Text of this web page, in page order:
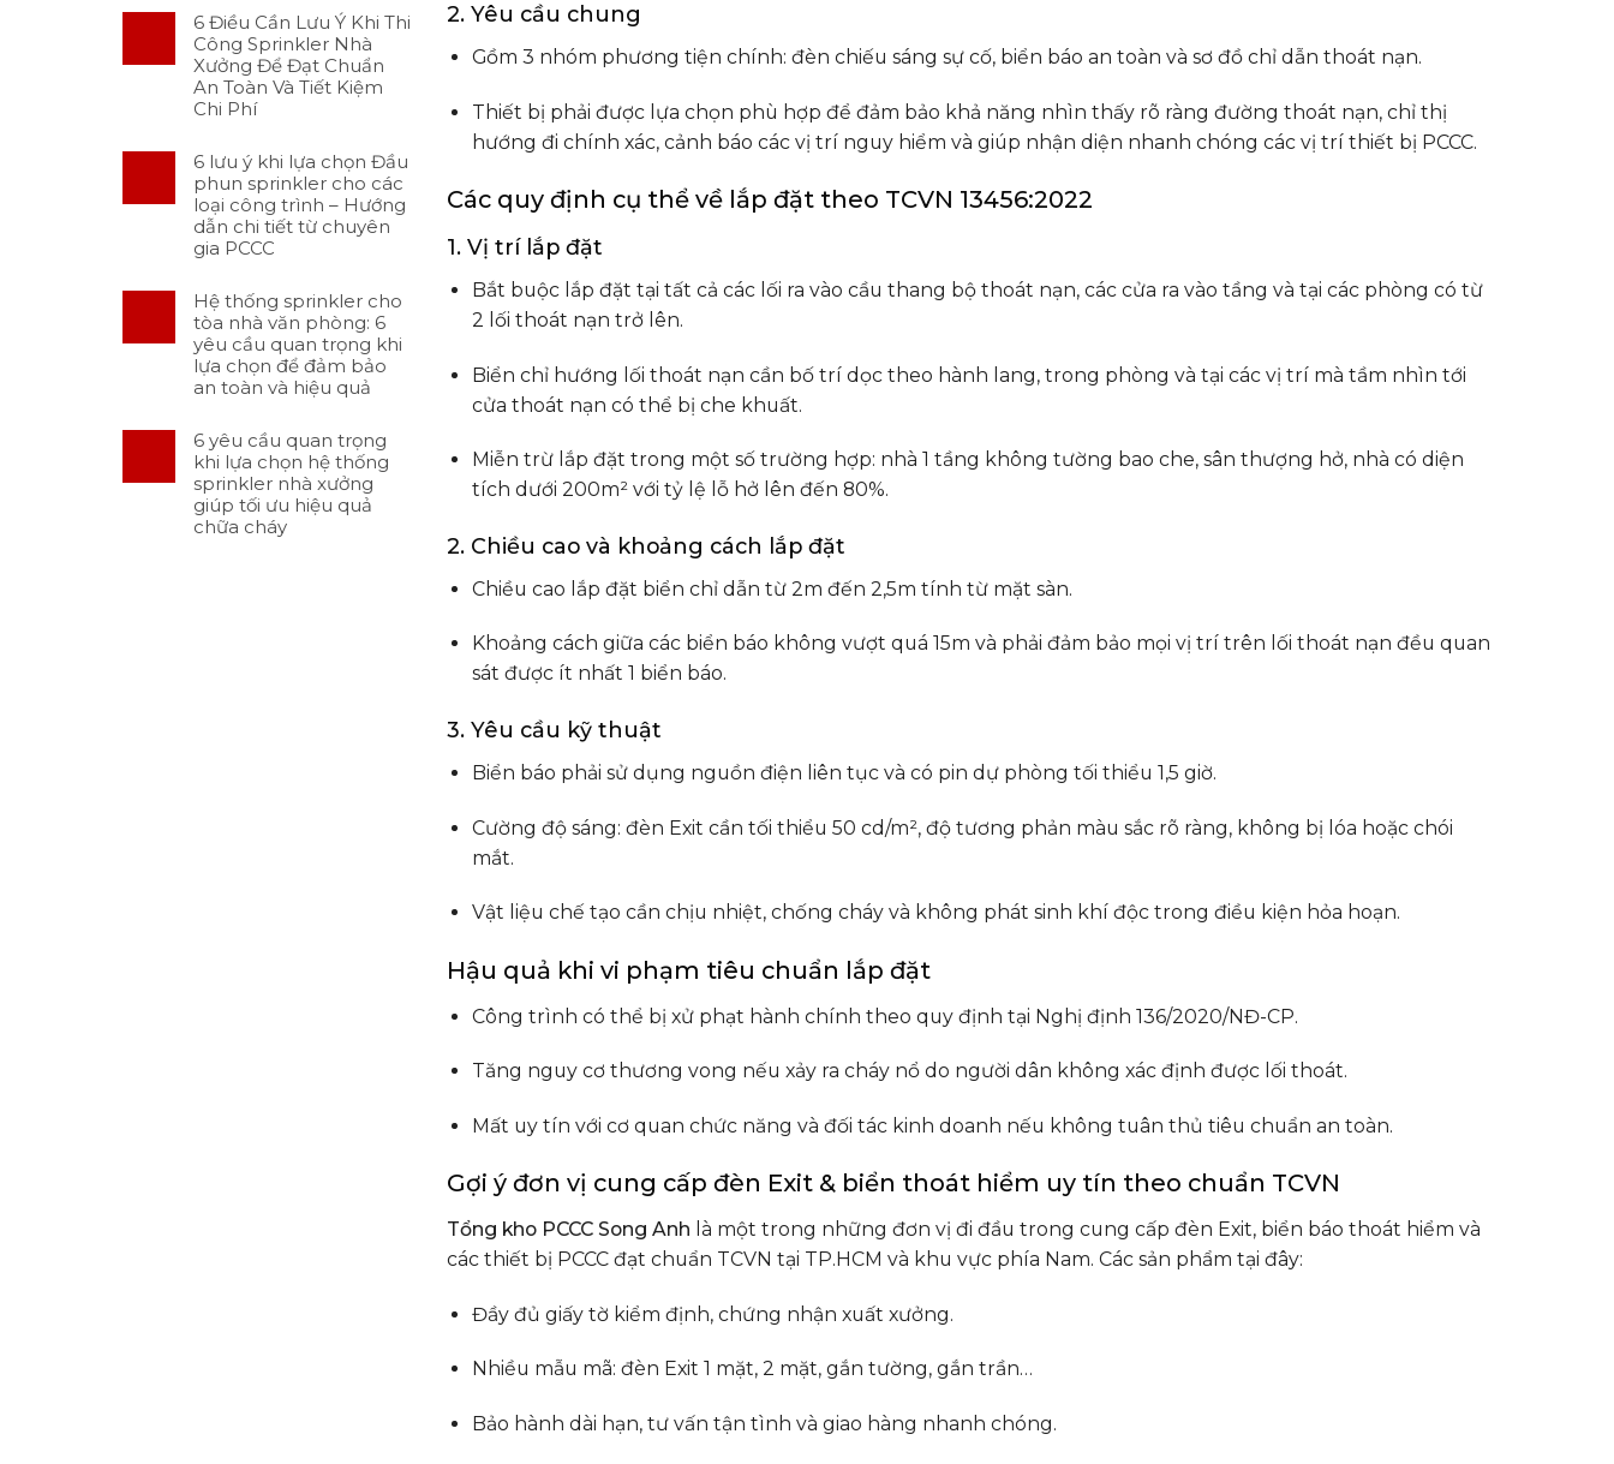
6 Điều Cần Lưu Ý Khi Thi
Công Sprinkler Nhà
Xưởng Để Đạt Chuẩn
An Toàn Và Tiết Kiệm
Chi Phí
6 lưu ý khi lựa chọn Đầu
phun sprinkler cho các
loại công trình – Hướng
dẫn chi tiết từ chuyên
gia PCCC
Hệ thống sprinkler cho
tòa nhà văn phòng: 6
yêu cầu quan trọng khi
lựa chọn để đảm bảo
an toàn và hiệu quả
6 yêu cầu quan trọng
khi lựa chọn hệ thống
sprinkler nhà xưởng
giúp tối ưu hiệu quả
chữa cháy
2. Yêu cầu chung
Gồm 3 nhóm phương tiện chính: đèn chiếu sáng sự cố, biển báo an toàn và sơ đồ chỉ dẫn thoát nạn.
Thiết bị phải được lựa chọn phù hợp để đảm bảo khả năng nhìn thấy rõ ràng đường thoát nạn, chỉ thị
hướng đi chính xác, cảnh báo các vị trí nguy hiểm và giúp nhận diện nhanh chóng các vị trí thiết bị PCCC.
Các quy định cụ thể về lắp đặt theo TCVN 13456:2022
1. Vị trí lắp đặt
Bắt buộc lắp đặt tại tất cả các lối ra vào cầu thang bộ thoát nạn, các cửa ra vào tầng và tại các phòng có từ
2 lối thoát nạn trở lên.
Biển chỉ hướng lối thoát nạn cần bố trí dọc theo hành lang, trong phòng và tại các vị trí mà tầm nhìn tới
cửa thoát nạn có thể bị che khuất.
Miễn trừ lắp đặt trong một số trường hợp: nhà 1 tầng không tường bao che, sân thượng hở, nhà có diện
tích dưới 200m² với tỷ lệ lỗ hở lên đến 80%.
2. Chiều cao và khoảng cách lắp đặt
Chiều cao lắp đặt biển chỉ dẫn từ 2m đến 2,5m tính từ mặt sàn.
Khoảng cách giữa các biển báo không vượt quá 15m và phải đảm bảo mọi vị trí trên lối thoát nạn đều quan
sát được ít nhất 1 biển báo.
3. Yêu cầu kỹ thuật
Biển báo phải sử dụng nguồn điện liên tục và có pin dự phòng tối thiểu 1,5 giờ.
Cường độ sáng: đèn Exit cần tối thiểu 50 cd/m², độ tương phản màu sắc rõ ràng, không bị lóa hoặc chói
mắt.
Vật liệu chế tạo cần chịu nhiệt, chống cháy và không phát sinh khí độc trong điều kiện hỏa hoạn.
Hậu quả khi vi phạm tiêu chuẩn lắp đặt
Công trình có thể bị xử phạt hành chính theo quy định tại Nghị định 136/2020/NĐ-CP.
Tăng nguy cơ thương vong nếu xảy ra cháy nổ do người dân không xác định được lối thoát.
Mất uy tín với cơ quan chức năng và đối tác kinh doanh nếu không tuân thủ tiêu chuẩn an toàn.
Gợi ý đơn vị cung cấp đèn Exit & biển thoát hiểm uy tín theo chuẩn TCVN
Tổng kho PCCC Song Anh là một trong những đơn vị đi đầu trong cung cấp đèn Exit, biển báo thoát hiểm và
các thiết bị PCCC đạt chuẩn TCVN tại TP.HCM và khu vực phía Nam. Các sản phẩm tại đây:
Đầy đủ giấy tờ kiểm định, chứng nhận xuất xưởng.
Nhiều mẫu mã: đèn Exit 1 mặt, 2 mặt, gắn tường, gắn trần…
Bảo hành dài hạn, tư vấn tận tình và giao hàng nhanh chóng.